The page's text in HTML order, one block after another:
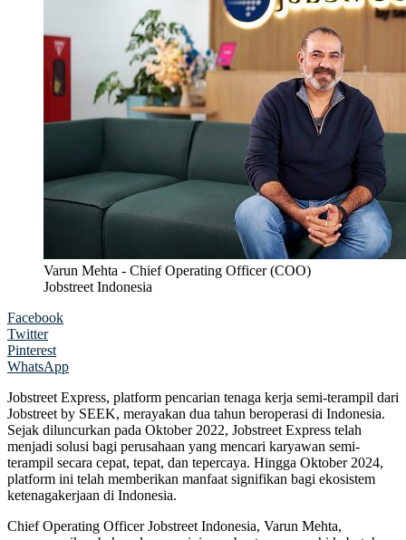
Varun Mehta - Chief Operating Officer (COO)
Jobstreet Indonesia
Facebook
Twitter
Pinterest
WhatsApp
Jobstreet Express, platform pencarian tenaga kerja semi-terampil dari
Jobstreet by SEEK, merayakan dua tahun beroperasi di Indonesia.
Sejak diluncurkan pada Oktober 2022, Jobstreet Express telah
menjadi solusi bagi perusahaan yang mencari karyawan semi-
terampil secara cepat, tepat, dan tepercaya. Hingga Oktober 2024,
platform ini telah memberikan manfaat signifikan bagi ekosistem
ketenagakerjaan di Indonesia.
Chief Operating Officer Jobstreet Indonesia, Varun Mehta,